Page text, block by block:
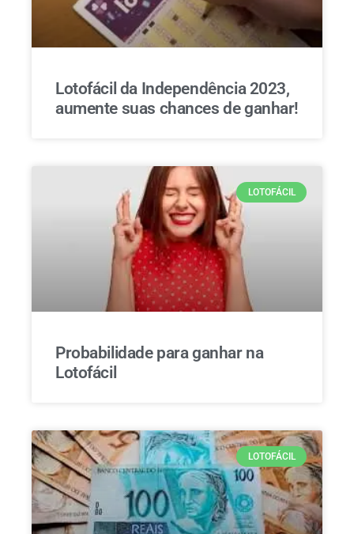
Lotofácil da Independência 2023,
aumente suas chances de ganhar!
LOTOFÁCIL
Probabilidade para ganhar na
Lotofácil
LOTOFÁCIL